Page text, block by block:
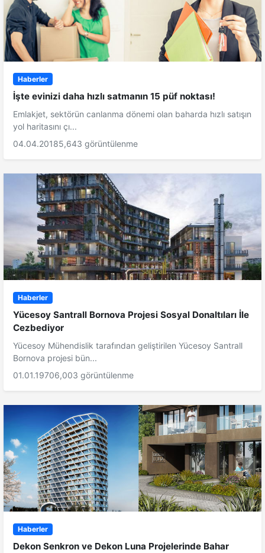
Haberler
İşte evinizi daha hızlı satmanın 15 püf noktası!
Emlakjet, sektörün canlanma dönemi olan baharda hızlı satışın
yol haritasını çı...
04.04.20185,643 görüntülenme
Haberler
Yücesoy Santrall Bornova Projesi Sosyal Donaltıları İle
Cezbediyor
Yücesoy Mühendislik tarafından geliştirilen Yücesoy Santrall
Bornova projesi bün...
01.01.19706,003 görüntülenme
Haberler
Dekon Senkron ve Dekon Luna Projelerinde Bahar